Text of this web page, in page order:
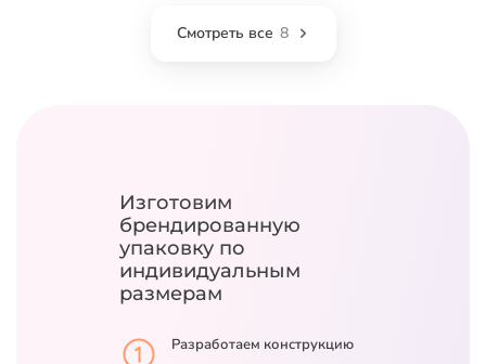
Смотреть все 8
Изготовим
брендированную
упаковку по
индивидуальным
размерам
Разработаем конструкцию